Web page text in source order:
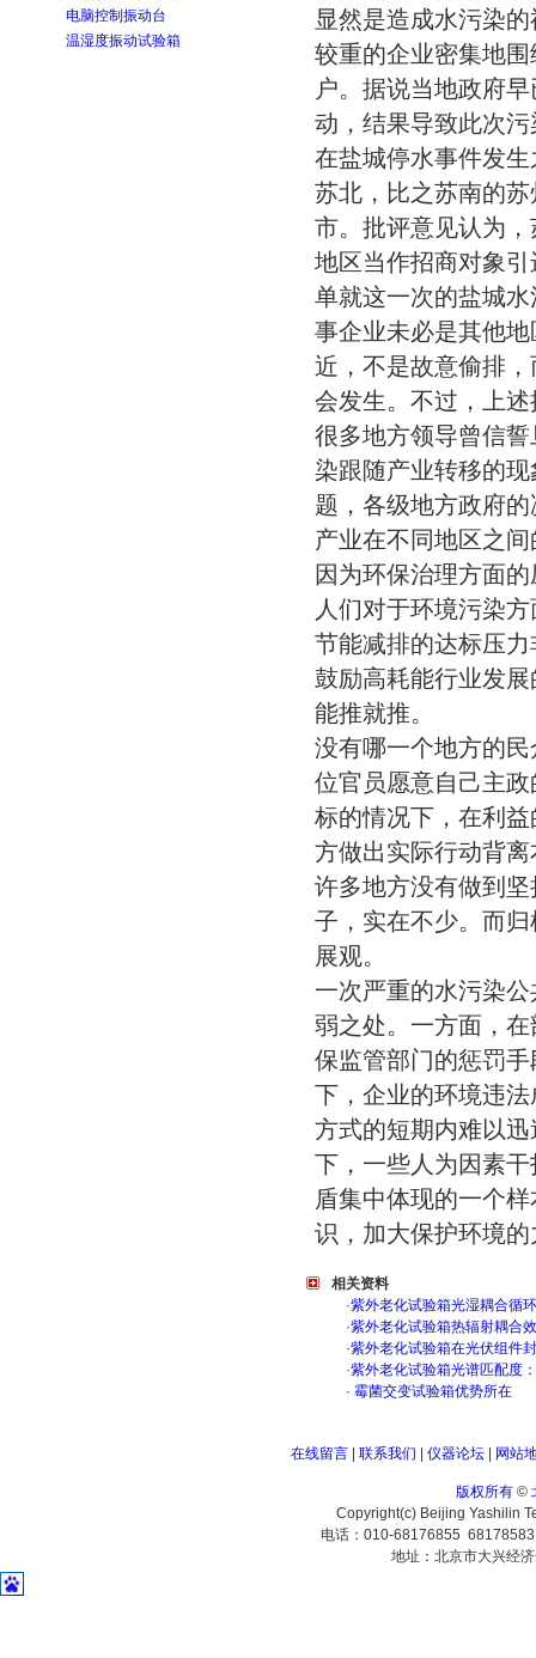
电脑控制振动台
温湿度振动试验箱
显然是造成水污染
较重的企业密集地
户。据说当地政府
动，结果导致此次
在盐城停水事件发
苏北，比之苏南的
市。批评意见认为
地区当作招商对象
单就这一次的盐城
事企业未必是其他
近，不是故意偷排
会发生。不过，上
很多地方领导曾信
染跟随产业转移的
题，各级地方政府
产业在不同地区之
因为环保治理方面
人们对于环境污染
节能减排的达标压
鼓励高耗能行业发
能推就推。
没有哪一个地方的
位官员愿意自己主
标的情况下，在利
方做出实际行动背
许多地方没有做到
子，实在不少。而
展观。
一次严重的水污染
弱之处。一方面，
保监管部门的惩罚
下，企业的环境违
方式的短期内难以
下，一些人为因素
盾集中体现的一个
识，加大保护环境的
相关资料
·紫外老化试验箱光湿耦合循
·紫外老化试验箱热辐射耦合
·紫外老化试验箱在光伏组件
·紫外老化试验箱光谱匹配度
· 霉菌交变试验箱优势所在
在线留言| 联系我们 仪器论坛| 网站
版权所有©
Copyright(c) Beijing Yashilin
电话：010-68176855
地址：北京市大兴经